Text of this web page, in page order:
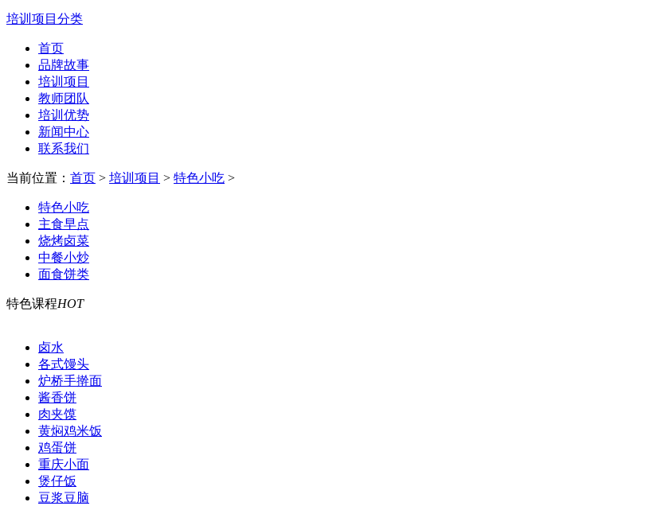
培训项目分类
首页
品牌故事
培训项目
教师团队
培训优势
新闻中心
联系我们
当前位置： 首页 > 培训项目 > 特色小吃 >
特色小吃
主食早点
烧烤卤菜
中餐小炒
面食饼类
特色课程HOT
卤水
各式馒头
炉桥手擀面
酱香饼
肉夹馍
黄焖鸡米饭
鸡蛋饼
重庆小面
煲仔饭
豆浆豆脑